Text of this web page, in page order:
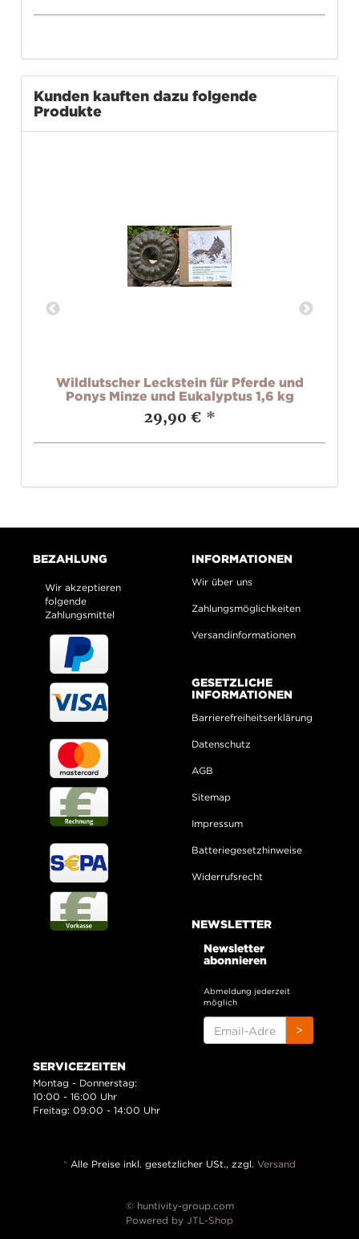
Kunden kauften dazu folgende
Produkte
Wildlutscher Leckstein für Pferde und
Ponys Minze und Eukalyptus 1,6 kg
29,90 € *
BEZAHLUNG
Wir akzeptieren
folgende
Zahlungsmittel
INFORMATIONEN
Wir über uns
Zahlungsmöglichkeiten
Versandinformationen
GESETZLICHE
INFORMATIONEN
Barrierefreiheitserklärung
Datenschutz
AGB
Sitemap
Impressum
Batteriegesetzhinweise
Widerrufsrecht
NEWSLETTER
Newsletter
abonnieren
Abmeldung jederzeit
möglich
ADRESSE
>
SERVICEZEITEN
Montag - Donnerstag:
10:00 - 16:00 Uhr
Freitag: 09:00 - 14:00 Uhr
* Alle Preise inkl. gesetzlicher USt., zzgl. Versand
© huntivity-group.com
Powered by JTL-Shop